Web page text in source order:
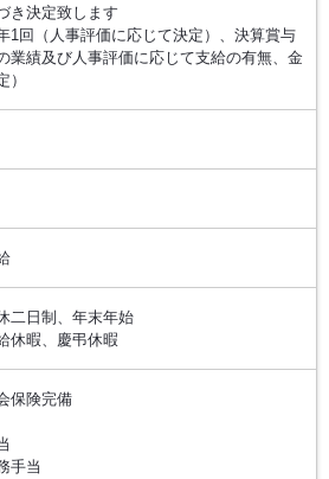
き決定致します
1回（人事評価に応じて決定）、決算賞与
業績及び人事評価に応じて支給の有無、金
）
二日制、年末年始
休暇、慶弔休暇
保険完備
手当